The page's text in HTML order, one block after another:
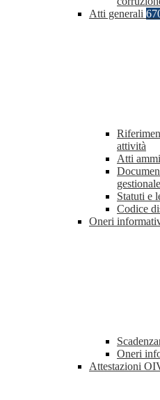
Atti generali
attività
Atti
gestionale
Statuti e
Codice
Oneri
Oneri
Attestazioni